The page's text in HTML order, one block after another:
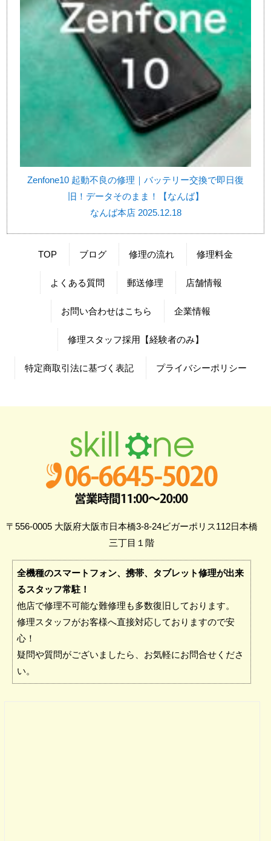
Zenfone10 起動不良の修理｜バッテリー交換で即日復
旧！データそのまま！【なんば】
なんば本店 2025.12.18
TOP ブログ 修理の流れ 修理料金
よくある質問 郵送修理 店舗情報
お問い合わせはこちら 企業情報
修理スタッフ採用【経験者のみ】
特定商取引法に基づく表記 プライバシーポリシー
〒556-0005 大阪府大阪市日本橋3-8-24ビガーポリス112日本橋
三丁目１階
全機種のスマートフォン、携帯、タブレット修理が出来
るスタッフ常駐！
他店で修理不可能な難修理も多数復旧しております。
修理スタッフがお客様へ直接対応しておりますので安
心！
疑問や質問がございましたら、お気軽にお問合せくださ
い。